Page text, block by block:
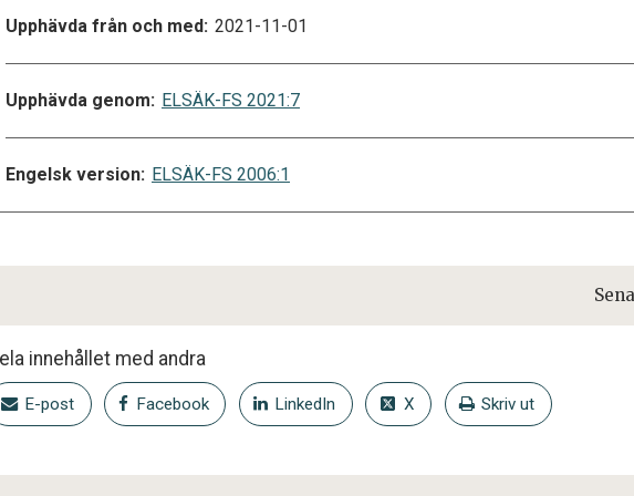
Upphävda från och med: 2021-11-01
Upphävda genom: ELSÄK-FS 2021:7
Engelsk version: ELSÄK-FS 2006:1
innehållet med andra
E-post Facebook LinkedIn X Skriv ut